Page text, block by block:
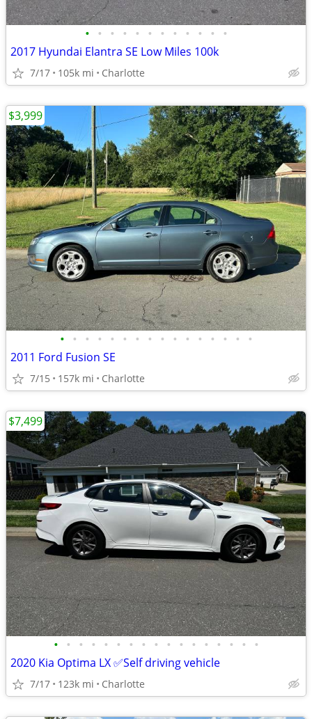
• • • • • • • • • • • •
2017 Hyundai Elantra SE Low Miles 100k
7/17 105k mi Charlotte
• • • • • • • • • • • • • • • •
2011 Ford Fusion SE
7/15 157k mi Charlotte
$3,999
• • • • • • • • • • • • • • • • •
2020 Kia Optima LX ✅Self driving vehicle
7/17 123k mi Charlotte
$7,499